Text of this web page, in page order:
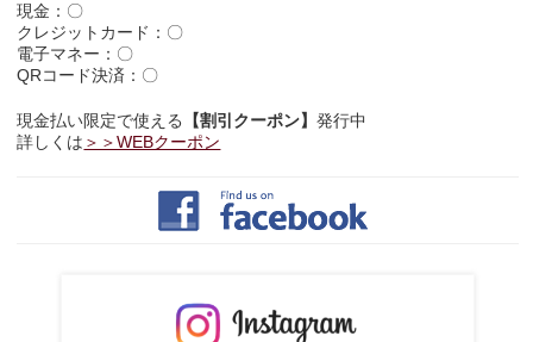
現金：〇
クレジットカード：〇
電子マネー：〇
QRコード決済：〇
現金払い限定で使える 【割引クーポン】発行中
詳しくは ＞＞WEBクーポン